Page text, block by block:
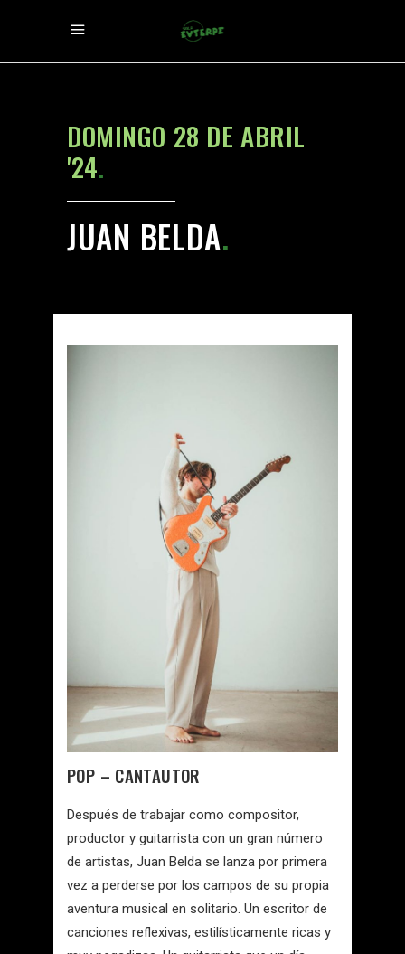
DOMINGO 28 DE ABRIL
'24.
JUAN BELDA.
POP – CANTAUTOR
Después de trabajar como compositor,
productor y guitarrista con un gran número
de artistas, Juan Belda se lanza por primera
vez a perderse por los campos de su propia
aventura musical en solitario. Un escritor de
canciones reflexivas, estilísticamente ricas y